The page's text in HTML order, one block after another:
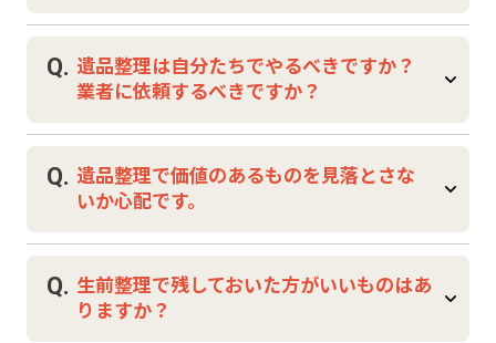
レアアイテムスタジオは特にゲーム・CD・レ
コード・カード類などの査定を得意としてお
り、価値あるお品を見逃さずに取り扱いま
す。
A.
を早めに行い、残すものと手放すものを明確
にすることです。
当店ではお客様の想いを尊重しながら、適切
な整理をお手伝いします。
Q. 遺品整理は自分たちでやるべきですか？
業者に依頼するべきですか？
A.
のお品や価値の判断が難しいものは専門業者
に依頼するのがおすすめです。
レアアイテムスタジオでは専門スタッフが査
定から整理まで一括して対応します。
Q. 遺品整理で価値のあるものを見落とさな
いか心配です。
A.
は見逃されやすい価値も専門店の視点から丁
寧に査定いたします。
Q. 生前整理で残しておいた方がいいものはあ
りますか？